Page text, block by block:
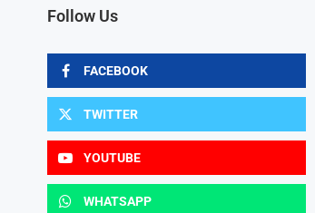
Follow Us
FACEBOOK
TWITTER
YOUTUBE
WHATSAPP